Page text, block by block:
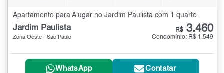
Apartamento para Alugar no Jardim Paulista com 1 quarto
Jardim Paulista
Zona Oeste - São Paulo
R$ 3.460
Condomínio: R$ 1.549
WhatsApp Contatar